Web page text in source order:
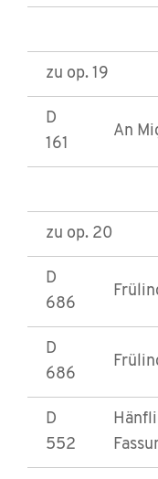
zu op. 19
D
161
An
zu op. 20
D
686
D
686
D
552